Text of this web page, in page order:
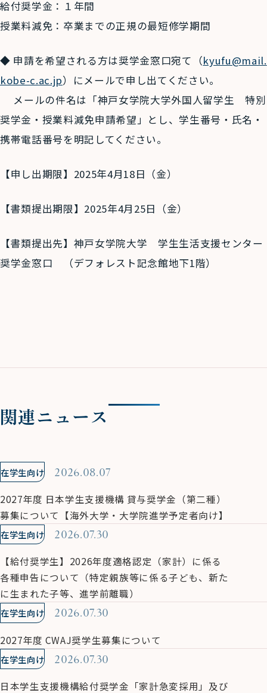
給付奨学金：１年間
授業料減免：卒業までの正規の最短修学期間
◆ 申請を希望される方は奨学金窓口宛て（kyufu@mail.
kobe-c.ac.jp）にメールで申し出てください。
メールの件名は「神戸女学院大学外国人留学生 特別
奨学金・授業料減免申請希望」とし、学生番号・氏名・
携帯電話番号を明記してください。
【申し出期限】2025年4月18日（金）
【書類提出期限】2025年4月25日（金）
【書類提出先】神戸女学院大学 学生生活支援センター
奨学金窓口 （デフォレスト記念館地下1階）
関連ニュース
在学生向け 2026.08.07
2027年度 日本学生支援機構 貸与奨学金（第二種）
募集について【海外大学・大学院進学予定者向け】
在学生向け 2026.07.30
【給付奨学生】2026年度適格認定（家計）に係る
各種申告について（特定親族等に係る子ども、新た
に生まれた子等、進学前離職）
在学生向け 2026.07.30
2027年度 CWAJ奨学生募集について
在学生向け 2026.07.30
日本学生支援機構給付奨学金「家計急変採用」及び